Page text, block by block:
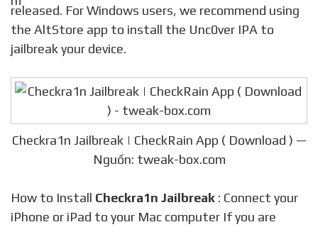
released. For Windows users, we recommend using
the AltStore app to install the Unc0ver IPA to
jailbreak your device.
Checkra1n Jailbreak | CheckRain App ( Download ) —
Nguồn: tweak-box.com
How to Install Checkra1n Jailbreak : Connect your
iPhone or iPad to your Mac computer If you are